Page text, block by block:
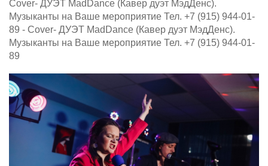
Cover- ДУЭТ MadDance (Кавер дуэт МэдДенс).
Музыканты на Ваше мероприятие Тел. +7 (915) 944-01-
89 - Cover- ДУЭТ MadDance (Кавер дуэт МэдДенс).
Музыканты на Ваше мероприятие Тел. +7 (915) 944-01-
89